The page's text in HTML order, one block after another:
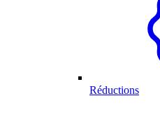
Réductions